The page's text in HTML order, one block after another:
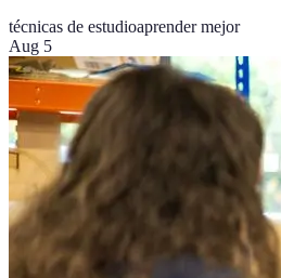
técnicas de estudioaprender mejor
Aug 5